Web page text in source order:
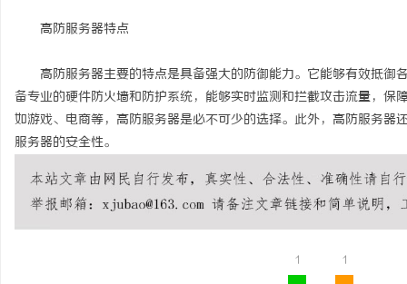
高防服务器特点
高防服务器主要的特点是具备强大的防御能力。它能够有效抵御
备专业的硬件防火墙和防护系统，能够实时监测和拦截攻击流量，
如游戏、电商等，高防服务器是必不可少的选择。此外，高防服务
服务器的安全性。
1 1